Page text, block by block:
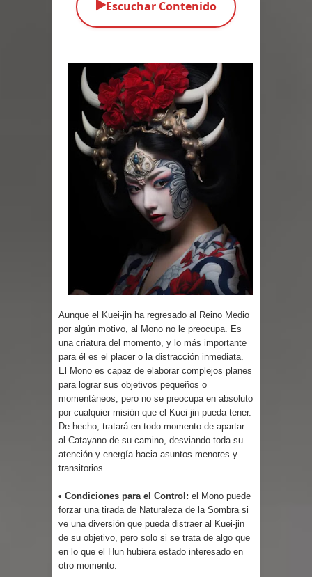
Parte 03: Una Piraña en el Bidé
los Vivos
Parte 01: Escondido a Plena Luz
Parte 02: El Enemigo de mi Enemigo
Parte 06: Coletazos
Parte 05: Los Horrores del Infierno
Parte 04: Oídos Sordos
Parte 03: La Traición
Parte 02: Vuelve el Hijo Prodigo
Parte 03: Reflexiones
▶️Escuchar Contenido
Aunque el Kuei-jin ha regresado al Reino Medio
por algún motivo, al Mono no le preocupa. Es
una criatura del momento, y lo más importante
para él es el placer o la distracción inmediata.
El Mono es capaz de elaborar complejos planes
para lograr sus objetivos pequeños o
momentáneos, pero no se preocupa en absoluto
por cualquier misión que el Kuei-jin pueda tener.
De hecho, tratará en todo momento de apartar
al Catayano de su camino, desviando toda su
atención y energía hacia asuntos menores y
transitorios.
• Condiciones para el Control: el Mono puede
forzar una tirada de Naturaleza de la Sombra si
ve una diversión que pueda distraer al Kuei-jin
de su objetivo, pero solo si se trata de algo que
en lo que el Hun hubiera estado interesado en
otro momento.